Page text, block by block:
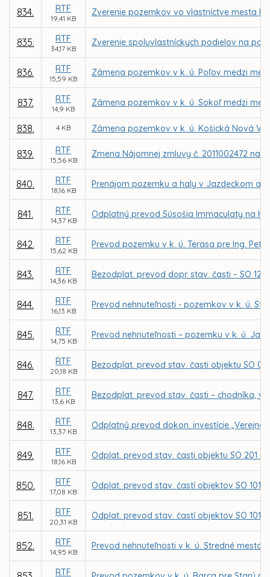
834. RTF
19,41 KB
Zverenie pozemkov vo vlastníctve mesta
835. RTF
34,17 KB
Zverenie spoluvlastníckych podielov na
836. RTF
15,59 KB
Zámena pozemkov v k. ú. Poľov medzi
837. RTF
14,9 KB
Zámena pozemkov v k. ú. Sokoľ medzi
838. 4 KB Zámena pozemkov v k. ú. Košická Nová
839. RTF
15,56 KB
Zmena Nájomnej zmluvy č. 2011002472 na
840. RTF
18,16 KB
Prenájom pozemku a haly v Jazdeckom
841. RTF
14,37 KB
Odplatný prevod Súsošia Immaculaty na
842. RTF
15,62 KB
Prevod pozemku v k. ú. Terasa pre Ing.
843. RTF
14,36 KB
Bezodplat. prevod dopr. stav. časti – SO 12
844. RTF
16,13 KB
Prevod nehnuteľnosti - pozemkov v k. ú.
845. RTF
14,75 KB
Prevod nehnuteľnosti – pozemku v k. ú.
846. RTF
20,18 KB
Bezodplat. prevod stav. časti objektu SO
847. RTF
13,6 KB
Bezodplat. prevod stav. časti – chodníka, v
848. RTF
13,37 KB
Odplatný prevod dokon. investície
849. RTF
18,16 KB
Odplat. prevod stav. časti objektu SO 201 –
850. RTF
17,08 KB
Odplat. prevod stav. častí objektov SO 101 -
851. RTF
20,31 KB
Odplat. prevod stav. častí objektov SO 101-
852. RTF
14,95 KB
Prevod nehnuteľnosti v k. ú. Stredné mesto
RTF